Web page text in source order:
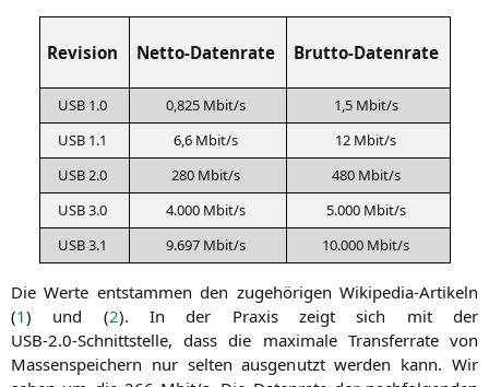
Revision Netto-Datenrate Brutto-Datenrate
USB1.0 0,825 Mbit/s
1,5 Mbit/s
USB1.1 6,6 Mbit/s
12 Mbit/s
USB2.0 280 Mbit/s
480 Mbit/s
USB3.0 4.000 Mbit/s
5.000 Mbit/s
USB3.1 9.697 Mbit/s 10.000 Mbit/s
Die Wer­te ent­stam­men den zuge­hö­ri­gen Wiki­pe­dia-Arti­keln
(1) und (2). In der Pra­xis zeigt sich mit der
USB‑2.0‑Schnittstelle, dass die maxi­ma­le Trans­fer­ra­te von
Mas­sen­spei­chern nur sel­ten aus­ge­nutzt wer­den kann. Wir